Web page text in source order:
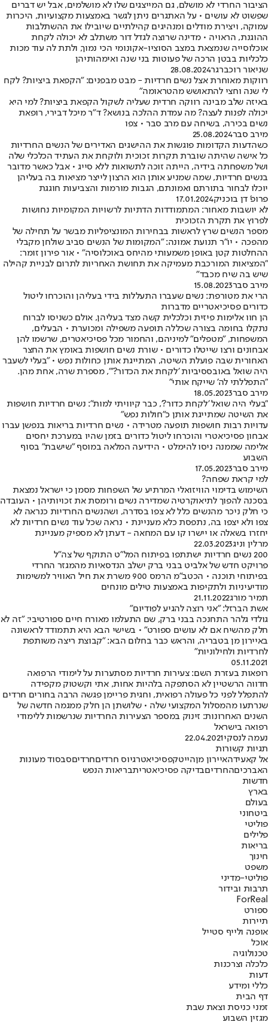
הציבור החרדי לא מושלם, גם המייצגים שלו לא מושלמים, אבל יש דברים
שפשוט לא עושים • על האתגרים ניתן לגשר באמצעות מקצועיות, היכרות
עמוקה, ויצירת מודלים ומנהיגים קהילתיים שיובילו את ההשתלבות
ההוגנת, הראויה • מדינה שרוצה לגדל דור משתלב לא יכולה לקחת
אוכלוסייה שנמצאת במצב הסוציו-אקונומי הכי נמוך, ולתת לה עוד מכות
כלכליות בבטן הרכה של פעוטות בני שנה ואימהותיהן
שניאור רוכברגר28.08.2024
רווקות מאוחרת אצל נשים חרדיות - מבט מבפנים: "הקפאת ביציות? לקח
לי שנה וחצי להתאושש מהטראומה"
באיזה שלב מבינה רווקה חרדית שעליה לשקול הקפאת ביציות? למי היא
יכולה לפנות לעצה? מה עמדת ההלכה בנושא? ד"ר מיכל דבירי, רופאת
נשים בכירה, בשיחה עם מרב סבר • צפו
מירב סבר25.08.2024
כשהדעות הקדומות פוגשות את ההישגים האדירים של הנשים החרדיות
כל אישה שהיתה שוברת תקרות זכוכית ולוקחת את העתיד הכלכלי שלה
ושל משפחתה בידיה, הייתה זוכה לתשואות ללא סייג • אבל כאשר מדובר
בנשים חרדיות, שמה שמניע אותן הוא הרצון לייצר מציאות בה בעליהן
יוכלו לבחור בתורתם ואמונתם, הגבות מורמות והצביעות חוגגת
פרופ' דן בוכניק17.01.2024
לא יושבות מאחור: המתמודדות הדתיות לרשויות המקומיות נחושות
לפרוץ את תקרת הזכוכית
מספר הנשים שרץ לראשות בבחירות המונציפליות מבשר על תחילה של
מהפכה • יו"ר תנועת אמונה: "המקומות של הנשים סביב שולחן מקבלי
ההחלטות קטן באופן משמעותי מהיחס באוכלוסיה" • אור פירון זומר:
"המציאות המורכבת מעמיקה את תחושת האחריות לתרום לבניית קהילה
שיש בה שיח מכבד"
מירב סבר15.08.2023
הרי את מטורפת: נשים שעברו התעללות בידי בעליהן והוכרחו ליטול
כדורים פסיכיאטריים מדברות
הן חוו אלימות פיזית וכלכלית קשה מצד בעליהן, אולם כשניסו לברוח
נתקלו בחומה בצורה שכללה תופעה משפילה ומכוערת • הבעלים,
המשפחות, "מטפלים" למיניהם, והחמור מכל פסיכיאטרים, שרשמו להן
אבחונים ורצו שייטלו כדורים • שורת נשים חושפות באומץ את החצר
האחורית שבה פועלת השיטה, המתייגת אותן כחולות נפש • "בעלי לשעבר
היה שואל באובססיביות 'לקחת את הכדור?'", מספרת שרה, אחת מהן.
"התפללתי לה' שייקח אותי"
מירב סבר18.05.2023
"בעלי היה שואל 'לקחת כדור?', כבר קיוויתי למות": נשים חרדיות חושפות
את השיטה שמתייגת אותן כ"חולות נפש"
עדויות רבות חושפות תופעה מטרידה • נשים חרדיות בריאות בנפשן עברו
אבחון פסיכיאטרי והוכרחו ליטול כדורים בזמן שהיו במערכת יחסים
אלימה שממנה ניסו להימלט • הידיעה המלאה במוסף "שישבת" בסוף
השבוע
מירב סבר17.05.2023
למי קראת שפחה?
השימוש בדימוי הוויזואלי המרתיע של השפחות מסמן כי ישראל נמצאת
בסכנה להפוך לתיאוקרטיה שמדירה נשים ורומסת את זכויותיהן • העובדה
כי חלק ניכר מהנשים כלל לא צפו בסדרה, ושהנשים החרדיות כנראה לא
צפו ולא יצפו בה, נתפסת כלא מעניינת • נראה שכל עוד נשים חרדיות לא
יחזרו בשאלה או יישרו קו עם המחאה - דעתן לא מספיק מעניינת
מרלין וניג22.03.2023
200 נשים חרדיות ישתתפו בפיתוח המל"ט התוקף של צה"ל
פרויקט חדש של אלביט בבני ברק ישלב הנדסאיות מהמגזר החרדי
בפיתוחי תוכנה • הכטב"מ הרמס 900 משרת את חיל האוויר למשימות
מודיעיניות ולתקיפות באמצעות טילים מונחים
תמיר מורג21.11.2022
אשת הברזל: "אני רוצה להגיע לפודיום"
גולדי גלהר התחנכה בבני ברק, שם התעלמו מאורח חיים ספורטיבי: "זה לא
חלק מהשיח אם לא עושים ספורט" • בשישי הבא היא תתמודד לראשונה
באיירון מן בטבריה, והראש כבר בחלום הבא: "קבוצת ריצה משותפת
לחרדיות ולחילוניות"
05.11.2021
רופאות בעזרת השם: צעירות חרדיות מסתערות על לימודי הרפואה
חדווה הרשטיין לא הסתפקה בלהיות אחות, אתי וקשטוק מקפידה
להתפלל לפני כל פעולה רפואית, וחגית פריימן פגשה הרבה בחורים חרדים
שנרתעו מהמסלול המקצועי שלה • שלושתן הן חלק ממגמה חדשה של
השנים האחרונות: זינוק במספר הצעירות החרדיות שנרשמות ללימודי
רפואה בישראל
נעמה לנסקי22.04.2021
תגיות קשורות
אל קאעידהאיירון מןהייטקפסיכיאטרגיוס חרדיםחרדיםסבסוד מעונות
האברכיםהחרדיםבדיקה פסיכיאטריתבריאות הנפש
חדשות
בארץ
בעולם
ביטחוני
פוליטי
פלילים
בריאות
חינוך
משפט
פוליטי-מדיני
תרבות ובידור
ForReal
ספורט
תיירות
אופנה ולייף סטייל
אוכל
טכנולוגיה
כלכלה וצרכנות
דעות
כללי ומידע
דף הבית
זמני כניסת וצאת שבת
מגזין השבוע